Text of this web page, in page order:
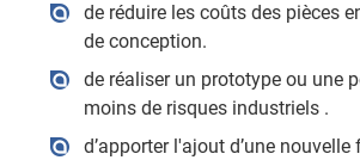
de réduire les coûts des pièces
de conception.
de réaliser un prototype ou une
moins de risques industriels .
d’apporter l'ajout d’une